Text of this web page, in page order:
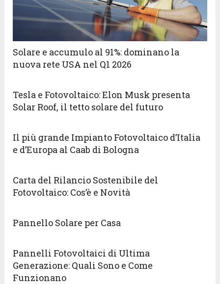
Solare e accumulo al 91%: dominano la
nuova rete USA nel Q1 2026
Tesla e Fotovoltaico: Elon Musk presenta
Solar Roof, il tetto solare del futuro
Il più grande Impianto Fotovoltaico d’Italia
e d’Europa al Caab di Bologna
Carta del Rilancio Sostenibile del
Fotovoltaico: Cos’è e Novità
Pannello Solare per Casa
Pannelli Fotovoltaici di Ultima
Generazione: Quali Sono e Come
Funzionano